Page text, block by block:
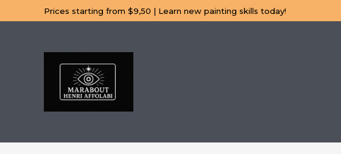
au
Prices starting from $9,50 | Learn new painting skills today!